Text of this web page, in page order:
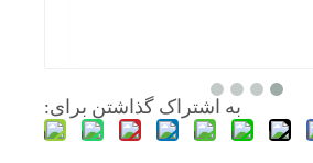
به اشتراک گذاشتن برای: